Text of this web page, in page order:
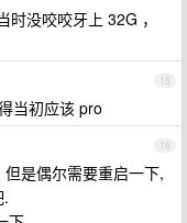
没咬咬牙上 32G ，
15
当初应该 pro
16
是偶尔需要重启一下,
.